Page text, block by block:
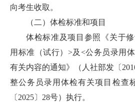
向考生收取。
（二）体检标准和项目
体检标准及项目参照《关于
用标准（试行）>及<公务员录用
有关内容的通知》（人社部发〔
整公务员录用体检有关项目检查
〔2025〕28号）执行。